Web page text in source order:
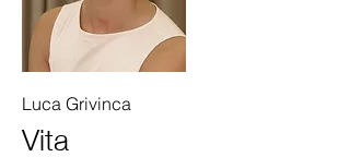
Luca Grivinca
Vita